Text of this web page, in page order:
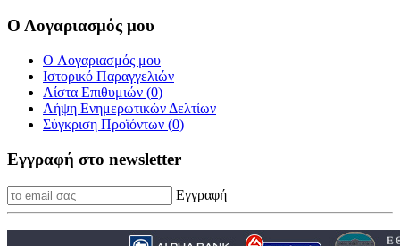
Ο Λογαριασμός μου
O Λογαριασμός μου
Ιστορικό Παραγγελιών
Λίστα Επιθυμιών (0)
Λήψη Ενημερωτικών Δελτίων
Σύγκριση Προϊόντων (0)
Εγγραφή στο newsletter
Εγγραφή